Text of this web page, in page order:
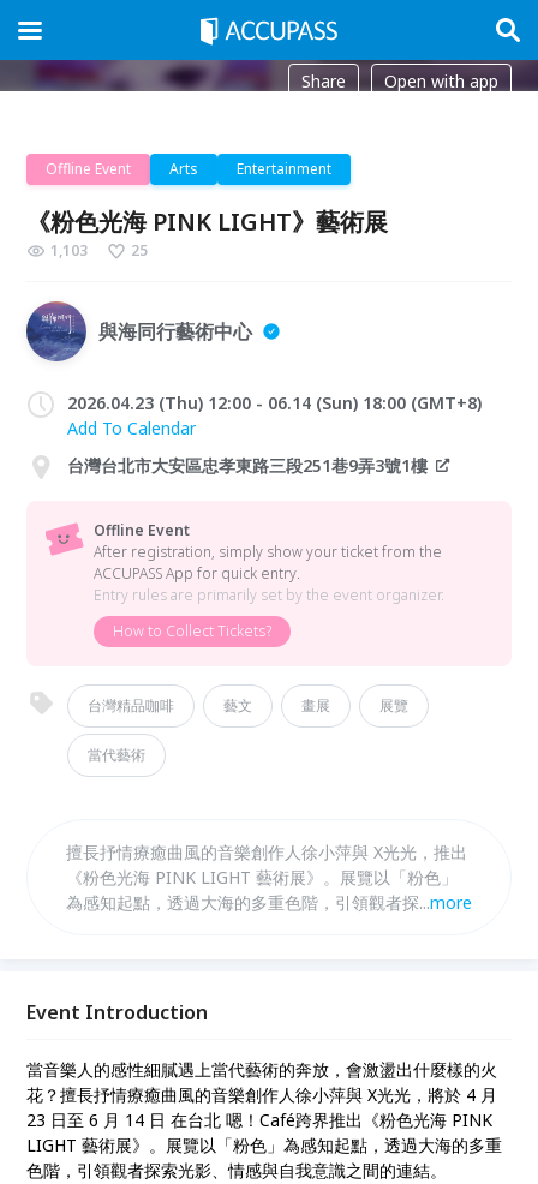
Share Open with app
Offline Event Arts Entertainment
《粉色光海 PINK LIGHT》藝術展
1,103 25
與海同行藝術中心
2026.04.23 (Thu) 12:00 - 06.14 (Sun) 18:00 (GMT+8)
Add To Calendar
台灣台北市大安區忠孝東路三段251巷9弄3號1樓
Offline Event
After registration, simply show your ticket from the
ACCUPASS App for quick entry.
Entry rules are primarily set by the event organizer.
How to Collect Tickets?
台灣精品咖啡 藝文 畫展 展覽
當代藝術
擅長抒情療癒曲風的音樂創作人徐小萍與 X光光，推出
《粉色光海 PINK LIGHT 藝術展》。展覽以「粉色」
為感知起點，透過大海的多重色階，引領觀者探索光
上的色彩，更象徵情感的滲透與流動，引導觀者凝視內
彩的筆觸，以夢幻的粉紫色調捕捉海面光影與情緒的流
動。
...more
Event Introduction
當音樂人的感性細膩遇上當代藝術的奔放，會激盪出什麼樣的火
花？擅長抒情療癒曲風的音樂創作人徐小萍與 X光光，將於 4 月
23 日至 6 月 14 日 在台北 嗯！Café跨界推出《粉色光海 PINK
LIGHT 藝術展》。展覽以「粉色」為感知起點，透過大海的多重
色階，引領觀者探索光影、情感與自我意識之間的連結。